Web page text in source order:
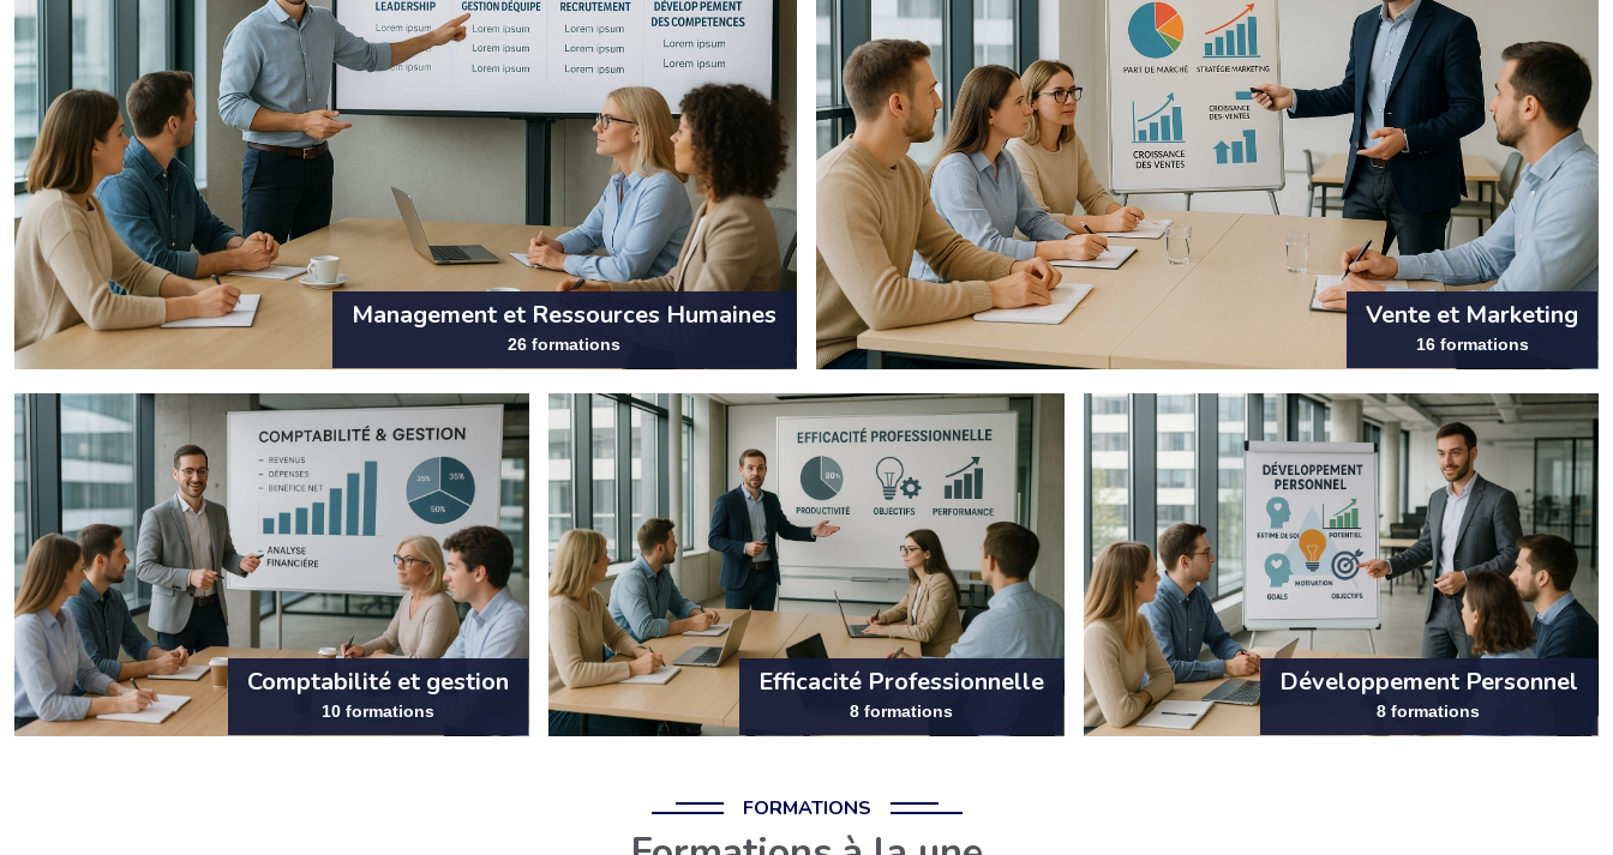
Management et Ressources Humaines
26 formations
Vente et Marketing
16 formations
Comptabilité et gestion
10 formations
Efficacité Professionnelle
8 formations
Développement Personnel
8 formations
FORMATIONS